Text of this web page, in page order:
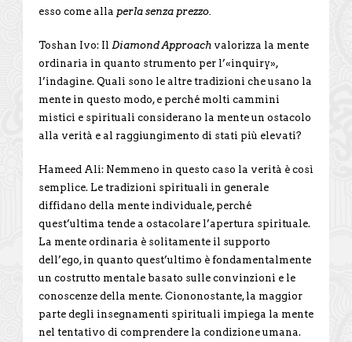
esso come alla perla senza prezzo.
Toshan Ivo: Il Diamond Approach valorizza la mente
ordinaria in quanto strumento per l’«inquiry»,
l’indagine. Quali sono le altre tradizioni che usano la
mente in questo modo, e perché molti cammini
mistici e spirituali considerano la mente un ostacolo
alla verità e al raggiungimento di stati più elevati?
Hameed Ali: Nemmeno in questo caso la verità è così
semplice. Le tradizioni spirituali in generale
diffidano della mente individuale, perché
quest’ultima tende a ostacolare l’apertura spirituale.
La mente ordinaria è solitamente il supporto
dell’ego, in quanto quest’ultimo è fondamentalmente
un costrutto mentale basato sulle convinzioni e le
conoscenze della mente. Ciononostante, la maggior
parte degli insegnamenti spirituali impiega la mente
nel tentativo di comprendere la condizione umana.